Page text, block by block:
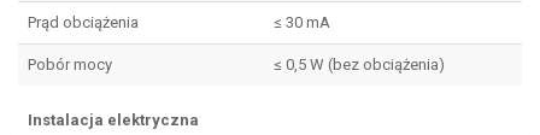
Prąd obciążenia ≤ 30 mA
Pobór mocy ≤ 0,5 W (bez obciążenia)
Instalacja elektryczna